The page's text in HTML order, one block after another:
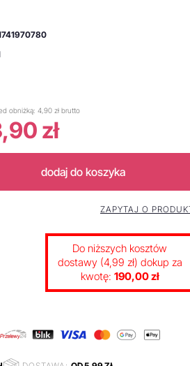
obniżką: 4,90 zł brutto
zł
dodaj do koszyka
ZAPYTAJ O
Do niższych kosztów
dostawy (4,99 zł) dokup za
kwotę: 190,00 zł